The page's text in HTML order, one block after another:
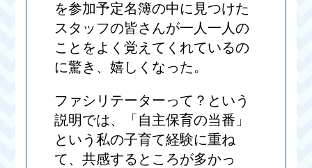
を参加予定名簿の中に見つけた
スタッフの皆さんが一人一人の
ことをよく覚えてくれているの
に驚き、嬉しくなった。
ファシリテーターって？という
説明では、「自主保育の当番」
という私の子育て経験に重ね
て、共感するところが多かっ